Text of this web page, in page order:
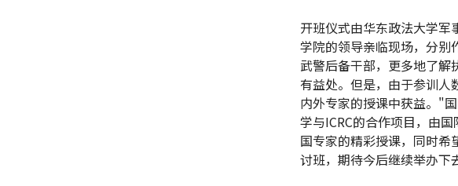
开班仪式由华东政法大学
学院的领导亲临现场，分
武警后备干部，更多地了解
有益处。但是，由于参训人
内外专家的授课中获益。"
学与ICRC的合作项目，由
国专家的精彩授课，同时
讨班，期待今后继续举办下